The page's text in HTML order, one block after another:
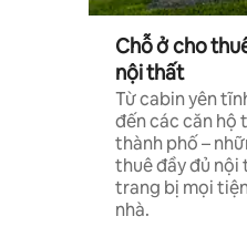
Chỗ ở cho
nội thất
Từ cabin yên
đến các căn hộ
thành phố –
thuê đầy đủ nội
trang bị mọi
nhà.